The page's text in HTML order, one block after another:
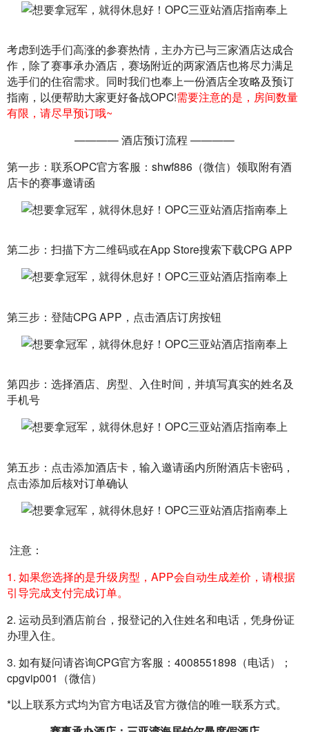
考虑到选手们高涨的参赛热情，主办方已与三家酒店达成合
作，除了赛事承办酒店，赛场附近的两家酒店也将尽力满足
选手们的住宿需求。同时我们也奉上一份酒店全攻略及预订
指南，以便帮助大家更好备战OPC!需要注意的是，房间数量
有限，请尽早预订哦~
———— 酒店预订流程 ————
第一步：联系OPC官方客服：shwf886（微信）领取附有酒
店卡的赛事邀请函
第二步：扫描下方二维码或在App Store搜索下载CPG APP
第三步：登陆CPG APP，点击酒店订房按钮
第四步：选择酒店、房型、入住时间，并填写真实的姓名及
手机号
第五步：点击添加酒店卡，输入邀请函内所附酒店卡密码，
点击添加后核对订单确认
注意：
1. 如果您选择的是升级房型，APP会自动生成差价，请根据
引导完成支付完成订单。
2. 运动员到酒店前台，报登记的入住姓名和电话，凭身份证
办理入住。
3. 如有疑问请咨询CPG官方客服：4008551898（电话）；
cpgvip001（微信）
*以上联系方式均为官方电话及官方微信的唯一联系方式。